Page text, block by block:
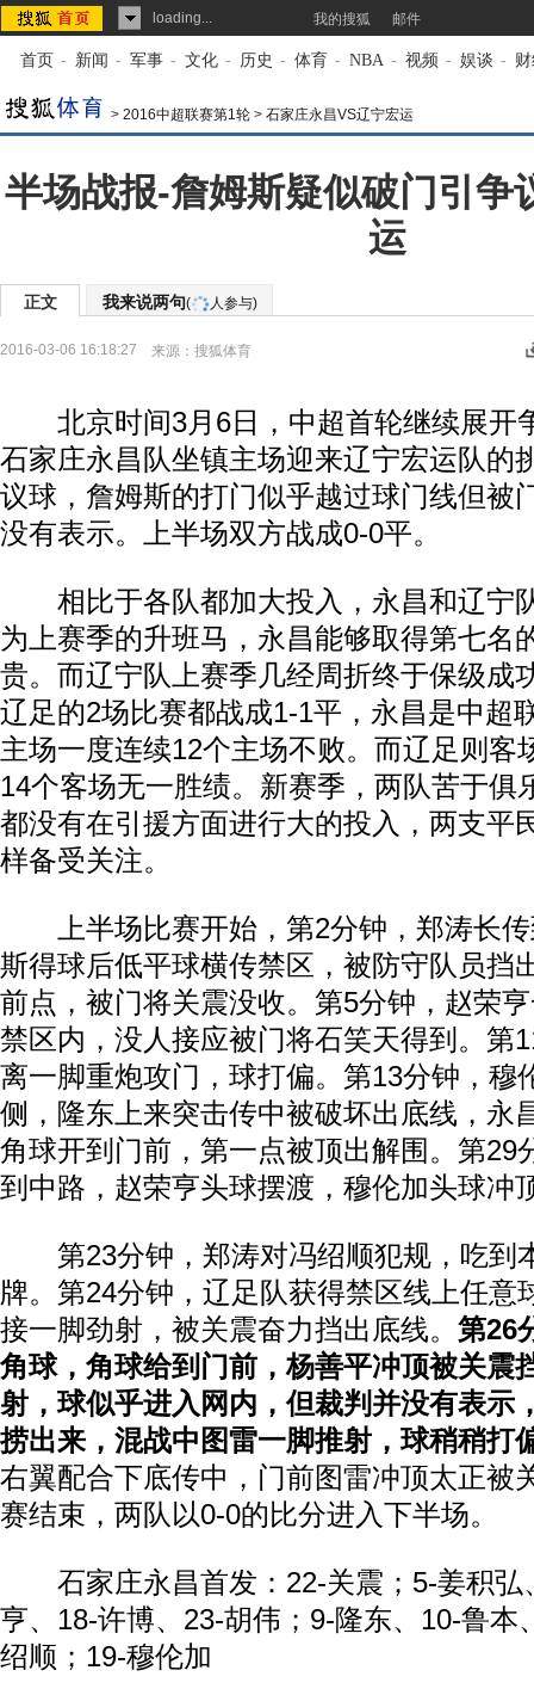
loading... 我的搜狐 邮件
首页 - 新闻 - 军事 - 文化 - 历史 - 体育 - NBA - 视频 - 娱谈 -
> 2016中超联赛第1轮 > 石家庄永昌VS辽宁宏运
半场战报-詹姆斯疑似破门引争
运
正文 我来说两句( 人参与)
2016-03-06 16:18:27 来源： 搜狐体育
北京时间3月6日，中超首轮继续展开
石家庄永昌队坐镇主场迎来辽宁宏运队的
议球，詹姆斯的打门似乎越过球门线但被
没有表示。上半场双方战成0-0平。
相比于各队都加大投入，永昌和辽宁
为上赛季的升班马，永昌能够取得第七名
贵。而辽宁队上赛季几经周折终于保级成
辽足的2场比赛都战成1-1平，永昌是中超
主场一度连续12个主场不败。而辽足则客
14个客场无一胜绩。新赛季，两队苦于俱
都没有在引援方面进行大的投入，两支平
样备受关注。
上半场比赛开始，第2分钟，郑涛长传
斯得球后低平球横传禁区，被防守队员挡
前点，被门将关震没收。第5分钟，赵荣
禁区内，没人接应被门将石笑天得到。第
离一脚重炮攻门，球打偏。第13分钟，穆
侧，隆东上来突击传中被破坏出底线，永
角球开到门前，第一点被顶出解围。第29
到中路，赵荣亨头球摆渡，穆伦加头球冲
第23分钟，郑涛对冯绍顺犯规，吃到
牌。第24分钟，辽足队获得禁区线上任意
接一脚劲射，被关震奋力挡出底线。 第26
角球，角球给到门前，杨善平冲顶被关震
射，球似乎进入网内，但裁判并没有表示
捞出来，混战中图雷一脚推射，球稍稍打
右翼配合下底传中，门前图雷冲顶太正被
赛结束，两队以0-0的比分进入下半场。
石家庄永昌首发：22-关震；5-姜积弘
亨、18-许博、23-胡伟；9-隆东、10-鲁本
绍顺；19-穆伦加